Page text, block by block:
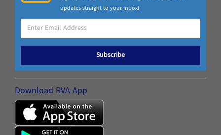
updates straight to your inbox!
Subscribe
Download RVA App